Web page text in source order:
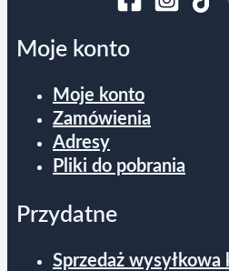
Moje konto
Moje konto
Zamówienia
Adresy
Pliki do pobrania
Przydatne
Sprzedaż wysyłkowa